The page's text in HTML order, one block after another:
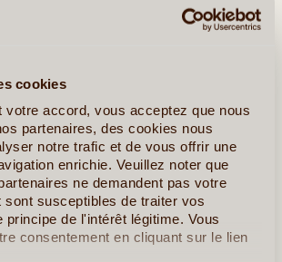
cookies
votre accord, vous acceptez que nous
partenaires, des cookies nous
notre trafic et de vous offrir une
enrichie. Veuillez noter que
ne demandent pas votre
sont susceptibles de traiter vos
principe de l'intérêt légitime. Vous
consentement en cliquant sur le lien
- Skaftafell
pas tomber sous le charme du
lagon
et de Fjallsárlón: second lac
en arrière planKviarjökull, la langue